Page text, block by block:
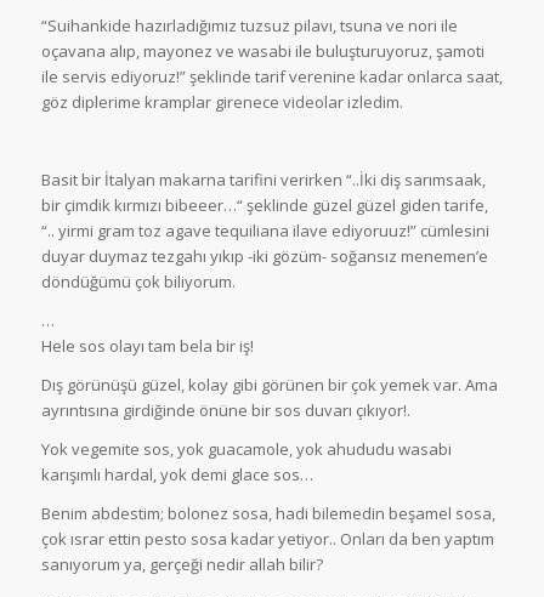
“Suihankide hazırladığımız tuzsuz pilavı, tsuna ve nori ile
oçavana alıp, mayonez ve wasabi ile buluşturuyoruz, şamoti
ile servis ediyoruz!” şeklinde tarif verenine kadar onlarca saat,
göz diplerime kramplar girenece videolar izledim.
Basit bir İtalyan makarna tarifini verirken “..İki diş sarımsaak,
bir çimdik kırmızı bibeeer…“ şeklinde güzel güzel giden tarife,
“.. yirmi gram toz agave tequiliana ilave ediyoruuz!” cümlesini
duyar duymaz tezgahı yıkıp -iki gözüm- soğansız menemen’e
döndüğümü çok biliyorum.
…
Hele sos olayı tam bela bir iş!
Dış görünüşü güzel, kolay gibi görünen bir çok yemek var. Ama
ayrıntısına girdiğinde önüne bir sos duvarı çıkıyor!.
Yok vegemite sos, yok guacamole, yok ahududu wasabi
karışımlı hardal, yok demi glace sos…
Benim abdestim; bolonez sosa, hadi bilemedin beşamel sosa,
çok ısrar ettin pesto sosa kadar yetiyor.. Onları da ben yaptım
sanıyorum ya, gerçeği nedir allah bilir?